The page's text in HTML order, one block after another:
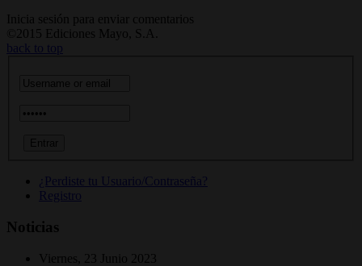
Inicia sesión para enviar comentarios
©2015 Ediciones Mayo, S.A.
back to top
¿Perdiste tu Usuario/Contraseña?
Registro
Noticias
Viernes, 23 Junio 2023